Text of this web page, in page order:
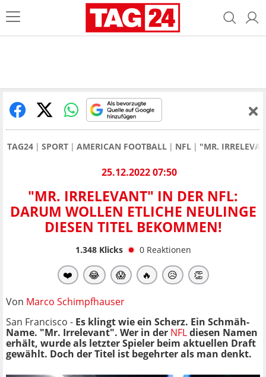
TAG24 SPORT AMERICAN FOOTBALL NFL "MR.
25.12.2022 07:50
"MR. IRRELEVANT" IN DER NFL:
DARUM WOLLEN ETLICHE NEULINGE
DIESEN TITEL BEKOMMEN!
1.348Klicks 0 Reaktionen
❤️ 😂 😱 🔥 😥 👏
Von Marco Schimpfhauser
San Francisco - Es klingt wie ein Scherz. Ein Schmäh-
Name. "Mr. Irrelevant". Wer in der NFLdiesen Namen
erhält, wurde als letzter Spieler beim aktuellen Draft
gewählt. Doch der Titel ist begehrter als man denkt.